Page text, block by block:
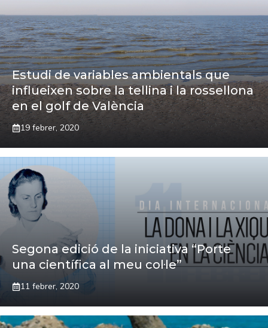
Estudi de variables ambientals que
influeixen sobre la tellina i la rossellona
en el golf de València
19 febrer, 2020
Segona edició de la iniciativa “Porte
una científica al meu col·le”
11 febrer, 2020